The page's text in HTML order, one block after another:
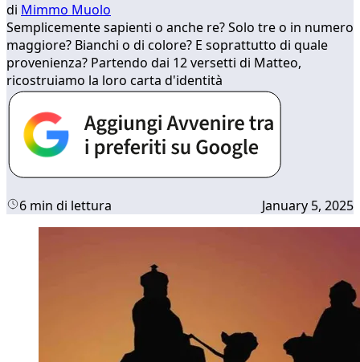
di Mimmo Muolo
Semplicemente sapienti o anche re? Solo tre o in numero
maggiore? Bianchi o di colore? E soprattutto di quale
provenienza? Partendo dai 12 versetti di Matteo,
ricostruiamo la loro carta d'identità
6 min di lettura January 5, 2025